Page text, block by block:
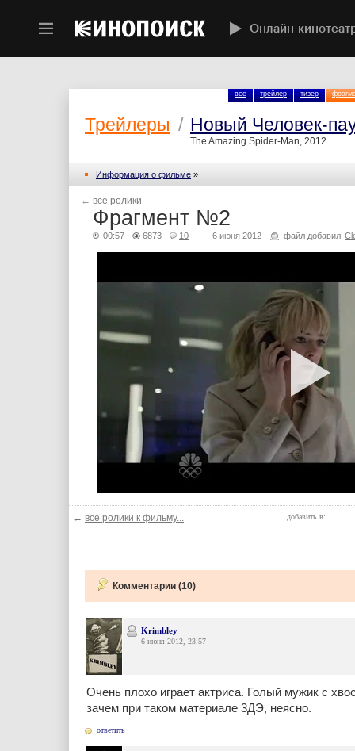
Онлайн-
все трейлер тизер
Трейлеры / Новый Человек-
The Amazing Spider-Man, 2012
Информация о фильме »
← все ролики
Фрагмент №2
00:57 6873 10 — 6 июня 2012 файл добавил
← все ролики к фильму... добавить в:
Комментарии (10)
Krimbley
6 июня 2012, 23:57
Очень плохо играет актриса. Голый мужик с
зачем при таком материале 3ДЭ, неясно.
ответить